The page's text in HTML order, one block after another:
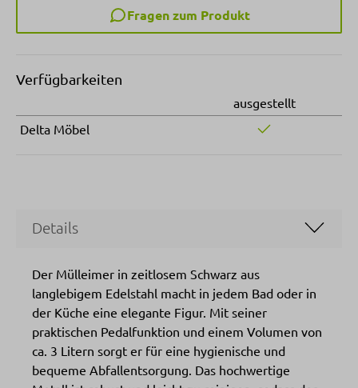
Fragen zum Produkt
Verfügbarkeiten
ausgestellt
Delta Möbel
Details
Der Mülleimer in zeitlosem Schwarz aus
langlebigem Edelstahl macht in jedem Bad oder in
der Küche eine elegante Figur. Mit seiner
praktischen Pedalfunktion und einem Volumen von
ca. 3 Litern sorgt er für eine hygienische und
bequeme Abfallentsorgung. Das hochwertige